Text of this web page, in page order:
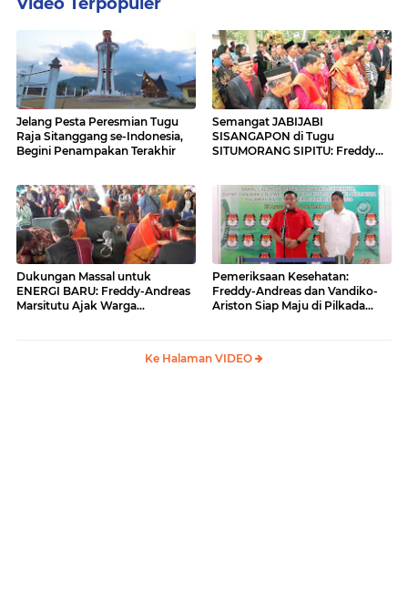
Jelang Pesta Peresmian Tugu
Raja Sitanggang se-Indonesia,
Begini Penampakan Terakhir
Semangat JABIJABI
SISANGAPON di Tugu
SITUMORANG SIPITU: Freddy
Dukungan Massal untuk
ENERGI BARU: Freddy-Andreas
Marsitutu Ajak Warga
Pemeriksaan Kesehatan:
Freddy-Andreas dan Vandiko-
Ariston Siap Maju di Pilkada
Ke Halaman VIDEO